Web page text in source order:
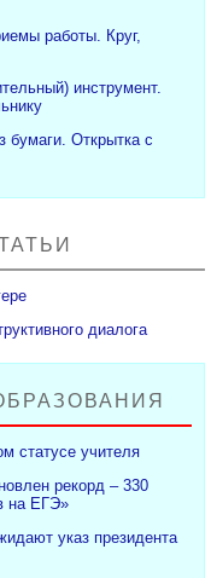
работы. Круг,
инструмент.
бумаги. Открытка с
диалога
статусе учителя
рекорд – 330
на ЕГЭ»
указ президента